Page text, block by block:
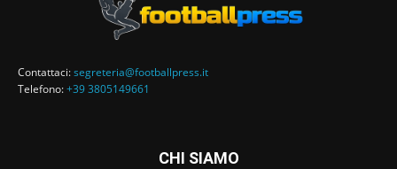
Contattaci:segreteria@footballpress.it
Telefono:+39 3805149661
CHI SIAMO